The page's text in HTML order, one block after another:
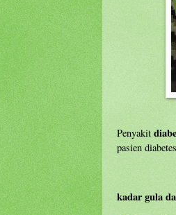
Penyakit
pasien
kadar gula